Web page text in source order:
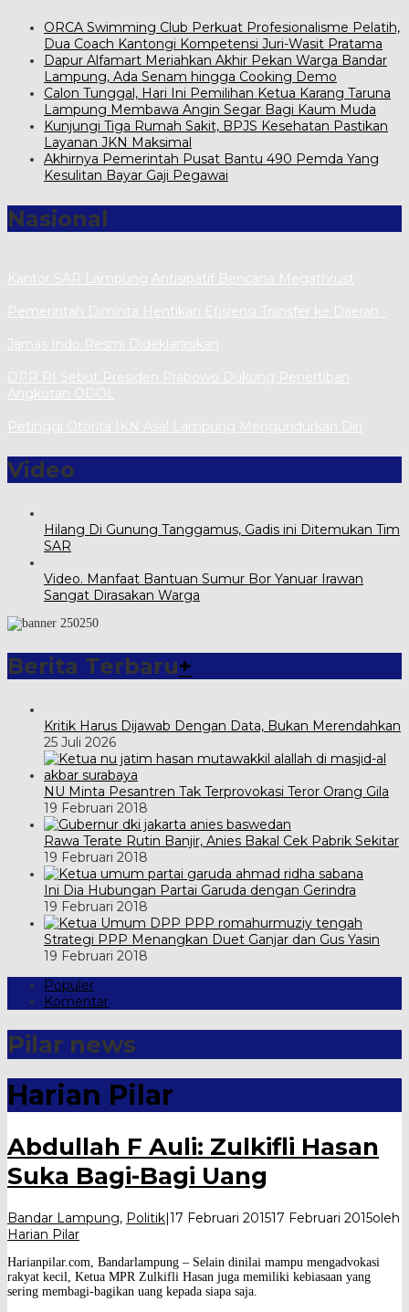
ORCA Swimming Club Perkuat Profesionalisme Pelatih,
Dua Coach Kantongi Kompetensi Juri-Wasit Pratama
Dapur Alfamart Meriahkan Akhir Pekan Warga Bandar
Lampung, Ada Senam hingga Cooking Demo
Calon Tunggal, Hari Ini Pemilihan Ketua Karang Taruna
Lampung Membawa Angin Segar Bagi Kaum Muda
Kunjungi Tiga Rumah Sakit, BPJS Kesehatan Pastikan
Layanan JKN Maksimal
Akhirnya Pemerintah Pusat Bantu 490 Pemda Yang
Kesulitan Bayar Gaji Pegawai
Nasional
Kantor SAR Lampung Antisipatif Bencana Megathrust
Pemerintah Diminta Hentikan Efisiensi Transfer ke Daerah
Jarnas Indo Resmi Dideklarasikan
DPR RI Sebut Presiden Prabowo Dukung Penertiban
Angkutan ODOL
Petinggi Otorita IKN Asal Lampung Mengundurkan Diri
Video
Hilang Di Gunung Tanggamus, Gadis ini Ditemukan Tim
SAR
Video. Manfaat Bantuan Sumur Bor Yanuar Irawan
Sangat Dirasakan Warga
Berita Terbaru+
Kritik Harus Dijawab Dengan Data, Bukan Merendahkan
25 Juli 2026
NU Minta Pesantren Tak Terprovokasi Teror Orang Gila
19 Februari 2018
Rawa Terate Rutin Banjir, Anies Bakal Cek Pabrik Sekitar
19 Februari 2018
Ini Dia Hubungan Partai Garuda dengan Gerindra
19 Februari 2018
Strategi PPP Menangkan Duet Ganjar dan Gus Yasin
19 Februari 2018
Populer
Komentar
Pilar news
Harian Pilar
Abdullah F Auli: Zulkifli Hasan
Suka Bagi-Bagi Uang
Bandar Lampung, Politik 17 Februari 201517 Februari 2015oleh
Harian Pilar
Harianpilar.com, Bandarlampung – Selain dinilai mampu mengadvokasi
rakyat kecil, Ketua MPR Zulkifli Hasan juga memiliki kebiasaan yang
sering membagi-bagikan uang kepada siapa saja.